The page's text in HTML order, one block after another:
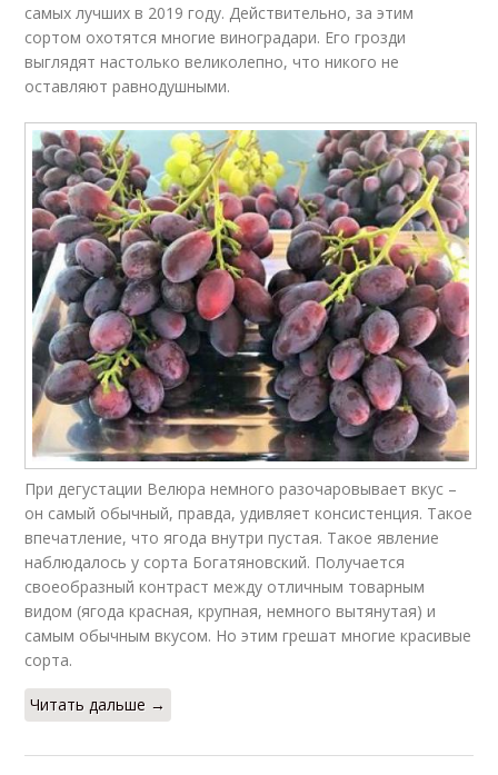
самых лучших в 2019 году. Действительно, за этим
сортом охотятся многие виноградари. Его грозди
выглядят настолько великолепно, что никого не
оставляют равнодушными.
При дегустации Велюра немного разочаровывает вкус –
он самый обычный, правда, удивляет консистенция. Такое
впечатление, что ягода внутри пустая. Такое явление
наблюдалось у сорта Богатяновский. Получается
своеобразный контраст между отличным товарным
видом (ягода красная, крупная, немного вытянутая) и
самым обычным вкусом. Но этим грешат многие красивые
сорта.
Читать дальше →